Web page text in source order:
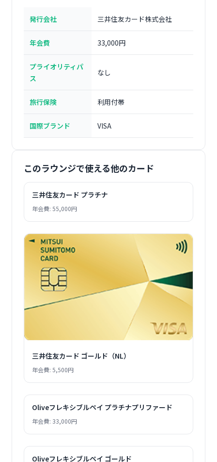
発行会社 三井住友カード株式会社
年会費 33,000円
プライオリティパ
ス
なし
旅行保険 利用付帯
国際ブランド VISA
このラウンジで使える他のカード
三井住友カード プラチナ
年会費: 55,000円
三井住友カード ゴールド（NL）
年会費: 5,500円
Oliveフレキシブルペイ プラチナプリファード
年会費: 33,000円
Oliveフレキシブルペイ ゴールド